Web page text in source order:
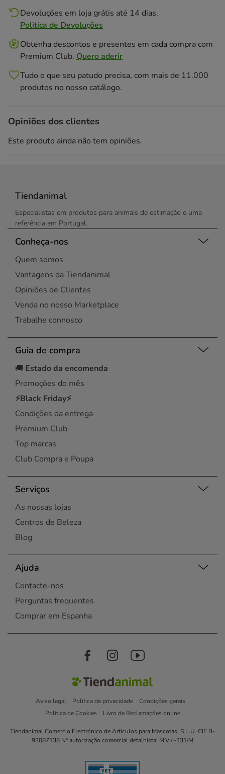
Devoluções em loja grátis até 14 dias.
Politica de Devoluções
Obtenha descontos e presentes em cada compra com
Premium Club. Quero aderir
Tudo o que seu patudo precisa, com mais de 11.000
produtos no nosso catálogo.
Opiniões dos clientes
Este produto ainda não tem opiniões.
Tiendanimal
Especialistas em produtos para animais de estimação e uma
referência em Portugal.
Conheça-nos
Quem somos
Vantagens da Tiendanimal
Opiniões de Clientes
Venda no nosso Marketplace
Trabalhe connosco
Guia de compra
🚚 Estado da encomenda
Promoções do mês
⚡Black Friday⚡
Condições da entrega
Premium Club
Top marcas
Club Compra e Poupa
Serviços
As nossas lojas
Centros de Beleza
Blog
Ajuda
Contacte-nos
Perguntas frequentes
Comprar em Espanha
Aviso legal Política de privacidade
Condições gerais
Política de Cookies
Livro de Reclamações online
Tiendanimal Comercio Electrónico de Artículos para Mascotas, S.L.U. CIF B-
93087138 Nº autorização comercial detalhista: M.V./I-131/M